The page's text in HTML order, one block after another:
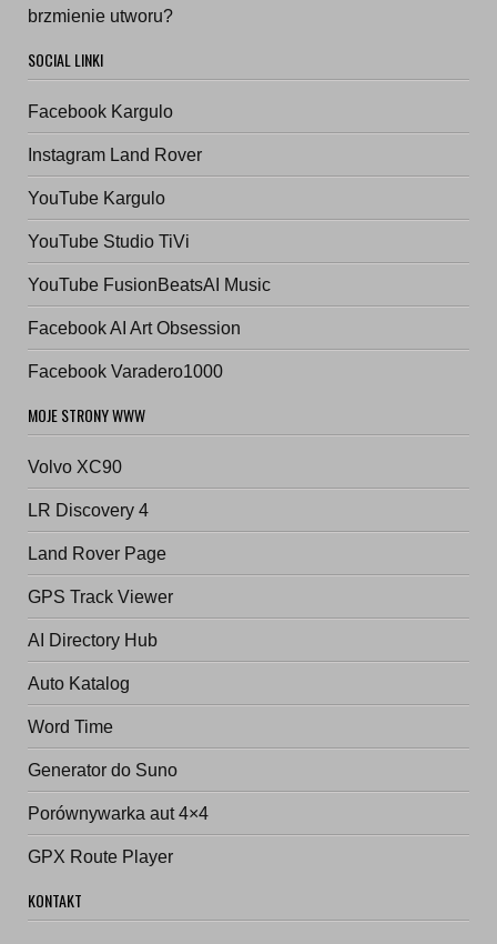
brzmienie utworu?
SOCIAL LINKI
Facebook Kargulo
Instagram Land Rover
YouTube Kargulo
YouTube Studio TiVi
YouTube FusionBeatsAI Music
Facebook AI Art Obsession
Facebook Varadero1000
MOJE STRONY WWW
Volvo XC90
LR Discovery 4
Land Rover Page
GPS Track Viewer
AI Directory Hub
Auto Katalog
Word Time
Generator do Suno
Porównywarka aut 4×4
GPX Route Player
KONTAKT